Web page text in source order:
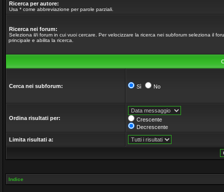
Ricerca per autore:
Usa * come abbreviazione per parole parziali.
Ricerca nei forum:
Seleziona il/i forum in cui vuoi cercare. Per velocizzare la ricerca nei subforum seleziona il
principale e abilita la ricerca.
Cerca nei subforum: Sì No
Ordina risultati per:
Crescente
Decrescente
Limita risultati a:
Indice